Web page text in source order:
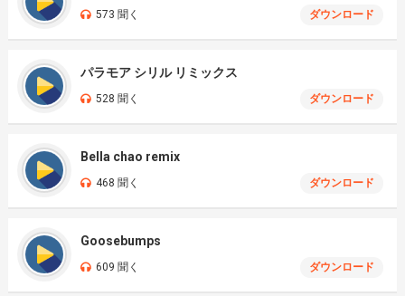
573 聞く ダウンロード
パラモア シリル リミックス
528 聞く ダウンロード
Bella chao remix
468 聞く ダウンロード
Goosebumps
609 聞く ダウンロード